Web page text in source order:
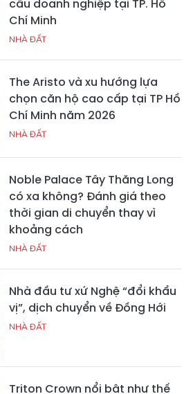
cầu doanh nghiệp tại TP. Hồ
Chí Minh
NHÀ ĐẤT
The Aristo và xu hướng lựa
chọn căn hộ cao cấp tại TP Hồ
Chí Minh năm 2026
NHÀ ĐẤT
Noble Palace Tây Thăng Long
có xa không? Đánh giá theo
thời gian di chuyển thay vì
khoảng cách
NHÀ ĐẤT
Nhà đầu tư xứ Nghệ “đổi khẩu
vị”, dịch chuyển về Đồng Hới
NHÀ ĐẤT
Triton Crown nổi bật như thế